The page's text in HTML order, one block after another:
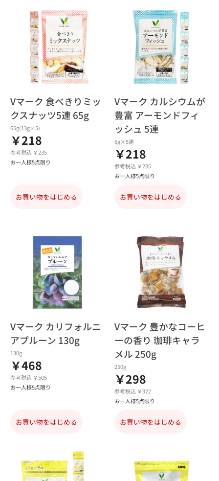
Vマーク 食べきりミッ
クスナッツ5連 65g
65g(13g×5)
￥218
参考税込 ￥235
お一人様5点限り
お買い物をはじめる
Vマーク カルシウムが
豊富 アーモンドフィ
ッシュ 5連
6g×5連
￥218
参考税込 ￥235
お一人様5点限り
お買い物をはじめる
Vマーク カリフォルニ
アプルーン 130g
130g
￥468
参考税込 ￥505
お一人様5点限り
お買い物をはじめる
Vマーク 豊かなコーヒ
ーの香り 珈琲キャラ
メル 250g
250g
￥298
参考税込 ￥322
お一人様5点限り
お買い物をはじめる